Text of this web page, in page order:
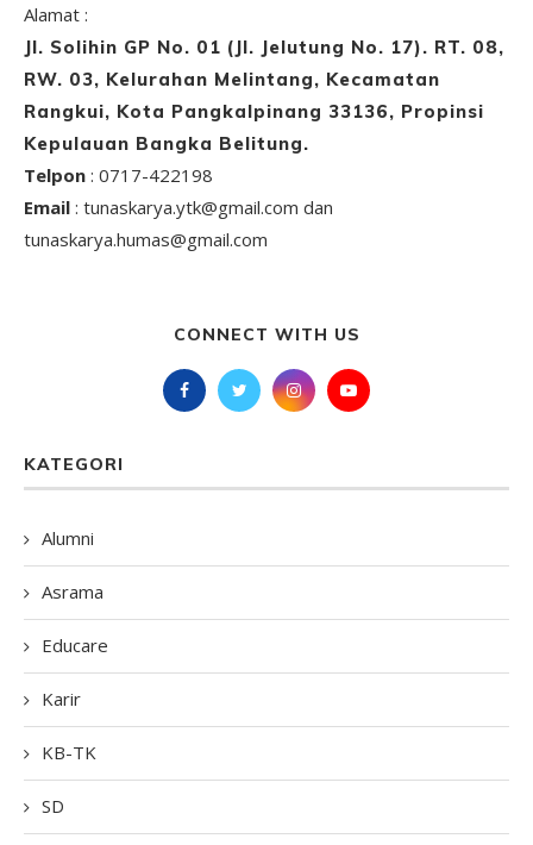
Alamat :
Jl. Solihin GP No. 01 (Jl. Jelutung No. 17). RT. 08,
RW. 03, Kelurahan Melintang, Kecamatan
Rangkui, Kota Pangkalpinang 33136, Propinsi
Kepulauan Bangka Belitung.
Telpon : 0717-422198
Email : tunaskarya.ytk@gmail.com dan
tunaskarya.humas@gmail.com
CONNECT WITH US
KATEGORI
Alumni
Asrama
Educare
Karir
KB-TK
SD